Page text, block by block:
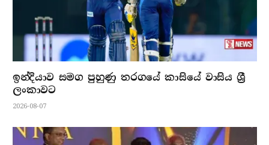
ඉන්දියාව සමග පුහුණු තරගයේ කාසියේ වාසිය ශ්‍රී
ලංකාවට
2026-08-07